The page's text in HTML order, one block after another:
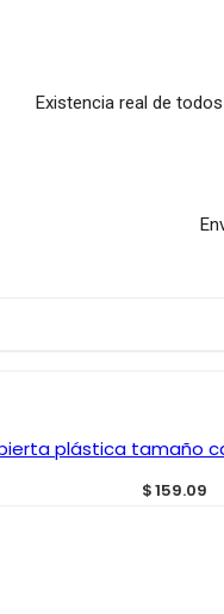
Existencia real de
plástica tamaño
$159.09